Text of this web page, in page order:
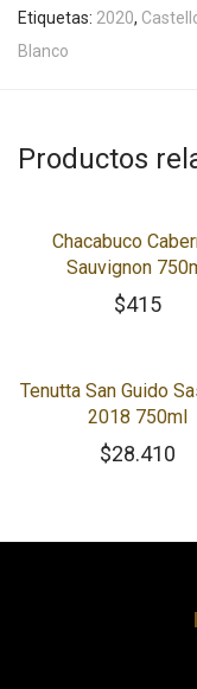
Etiquetas: 2020,
Blanco
Productos
Chacabuco
Sauvignon
$415
Tenutta San Guido
2018 750ml
$28.410